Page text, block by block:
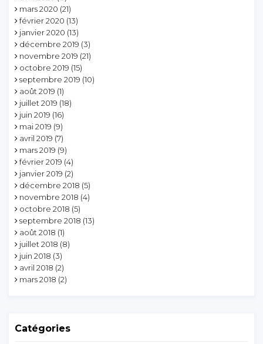
mars 2020 (21)
février 2020 (13)
janvier 2020 (13)
décembre 2019 (3)
novembre 2019 (21)
octobre 2019 (15)
septembre 2019 (10)
août 2019 (1)
juillet 2019 (18)
juin 2019 (16)
mai 2019 (9)
avril 2019 (7)
mars 2019 (9)
février 2019 (4)
janvier 2019 (2)
décembre 2018 (5)
novembre 2018 (4)
octobre 2018 (5)
septembre 2018 (13)
août 2018 (1)
juillet 2018 (8)
juin 2018 (3)
avril 2018 (2)
mars 2018 (2)
Catégories